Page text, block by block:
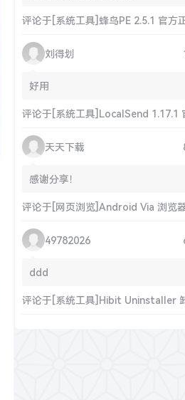
评论于[系统工具]蜂鸟PE 2.5.1 官方
刘得划
好用
评论于[系统工具]LocalSend 1.17.1 官方
天天下载
感谢分享！
评论于[网页浏览]Android Via 浏览器 6.7.1 官
49782026
ddd
评论于[系统工具]Hibit Uninstaller 卸载工具 3.2.55 官方正